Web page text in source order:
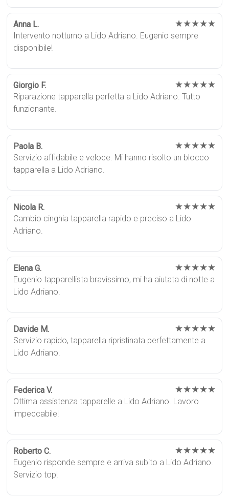
Anna L. ★★★★★
Intervento notturno a Lido Adriano. Eugenio sempre
disponibile!
Giorgio F. ★★★★★
Riparazione tapparella perfetta a Lido Adriano. Tutto
funzionante.
Paola B. ★★★★★
Servizio affidabile e veloce. Mi hanno risolto un blocco
tapparella a Lido Adriano.
Nicola R. ★★★★★
Cambio cinghia tapparella rapido e preciso a Lido
Adriano.
Elena G. ★★★★★
Eugenio tapparellista bravissimo, mi ha aiutata di notte a
Lido Adriano.
Davide M. ★★★★★
Servizio rapido, tapparella ripristinata perfettamente a
Lido Adriano.
Federica V. ★★★★★
Ottima assistenza tapparelle a Lido Adriano. Lavoro
impeccabile!
Roberto C. ★★★★★
Eugenio risponde sempre e arriva subito a Lido Adriano.
Servizio top!